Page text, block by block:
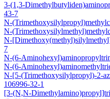
3-(1,3-
43-7
N-
N-
N-
7
N-(6-
N-(6-
N-[5-(Trimethoxysilylpropyl)-2-
106996-32-1
[3-(N,N-